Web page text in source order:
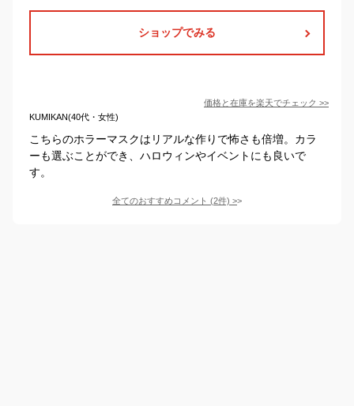
ショップでみる
価格と在庫を楽天でチェック >>
KUMIKAN(40代・女性)
こちらのホラーマスクはリアルな作りで怖さも倍増。カラ
ーも選ぶことができ、ハロウィンやイベントにも良いで
す。
全てのおすすめコメント (2件) >